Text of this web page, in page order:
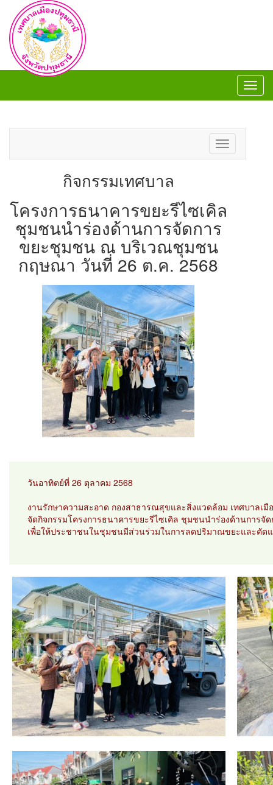
Toggle
navigation
กิจกรรมเทศบาล
โครงการธนาคารขยะรีไซเคิล
ชุมชนนำร่องด้านการจัดการ
ขยะชุมชน ณ บริเวณชุมชน
กฤษณา วันที่ 26 ต.ค. 2568
วันอาทิตย์ที่ 26 ตุลาคม 2568
งานรักษาความสะอาด กองสาธารณสุขและสิ่งแวดล้อม เทศบาลเมื
จัดกิจกรรมโครงการธนาคารขยะรีไซเคิล ชุมชนนำร่องด้านกา
เพื่อให้ประชาชนในชุมชนมีส่วนร่วมในการลดปริมาณขยะและคัด